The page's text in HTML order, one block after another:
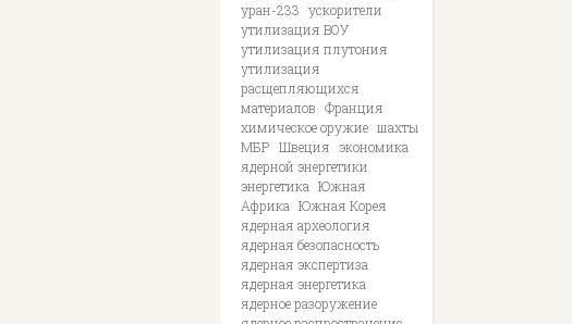
уран-233 ускорители
утилизация ВОУ
утилизация плутония
утилизация
расщепляющихся
материалов Франция
химическое оружие шахты
МБР Швеция экономика
ядерной энергетики
энергетика Южная
Африка Южная Корея
ядерная археология
ядерная безопасность
ядерная экспертиза
ядерная энергетика
ядерное разоружение